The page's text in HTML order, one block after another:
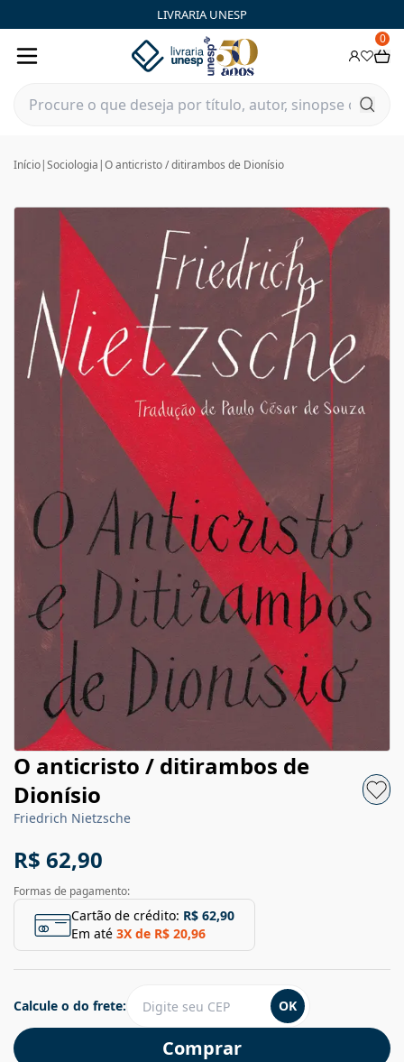
LIVRARIA UNESP
0
Início|Sociologia |O anticristo / ditirambos de Dionísio
O anticristo / ditirambos de
Dionísio
Friedrich Nietzsche
R$ 62,90
Formas de pagamento:
Cartão de crédito: R$ 62,90
Em até 3X de R$ 20,96
Comprar
Calcule o do frete: OK